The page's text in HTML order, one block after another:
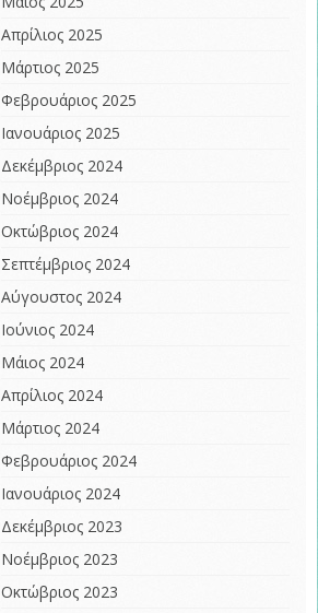
Απρίλιος 2025
Μάρτιος 2025
Φεβρουάριος 2025
Ιανουάριος 2025
Δεκέμβριος 2024
Νοέμβριος 2024
Οκτώβριος 2024
Σεπτέμβριος 2024
Αύγουστος 2024
Ιούνιος 2024
Μάιος 2024
Απρίλιος 2024
Μάρτιος 2024
Φεβρουάριος 2024
Ιανουάριος 2024
Δεκέμβριος 2023
Νοέμβριος 2023
Οκτώβριος 2023